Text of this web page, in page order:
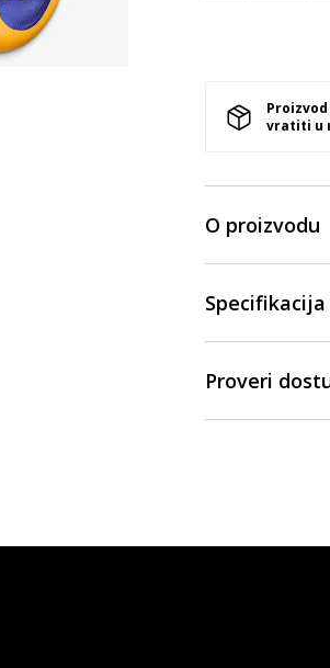
vratiti u
O proizvodu
Specifikacija
Proveri